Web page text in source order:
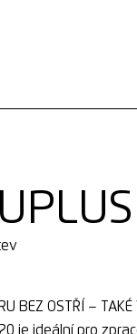
BEZ OSTŘÍ –⁠
je ideální pro